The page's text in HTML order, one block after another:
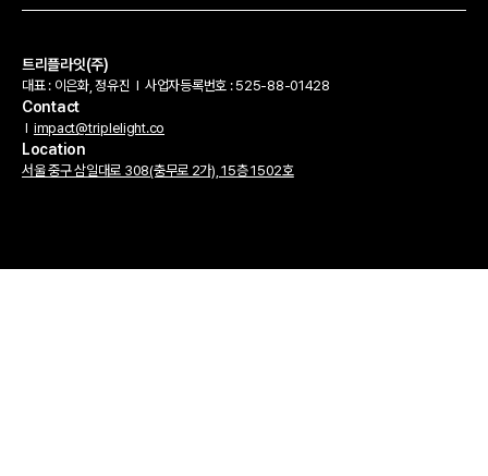
트리플라잇(주)
대표 : 이은화, 정유진 l 사업자등록번호 : 525-88-01428
Contact
l impact@triplelight.co
Location
서울 중구 삼일대로 308(충무로 2가), 15층 1502호